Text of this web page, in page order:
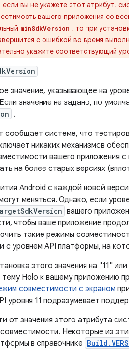
если вы не укажете этот атрибут,
вашего приложения со
minSdkVersion , то при
с ошибкой во время
укажите соответствующий
значение, указывающее на
значение не задано, по
.
сообщает системе, что
никаких механизмов
вашего приложения
на более старых версиях
Android с каждой новой
меняться. Однако, если
вашего
чтобы ваше приложение
такие режимы
с уровнем API платформы, на
этого значения на "11"
Holo к вашему приложению
совместимости с экраном
уровня 11 подразумевает
от значения этого атрибута
Некоторые из
в справочнике